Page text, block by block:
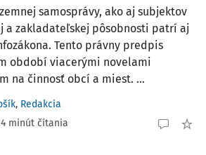
samosprávy, ako aj subjektov
a zakladateľskej pôsobnosti patrí aj
Tento právny predpis
období viacerými novelami
na činnosť obcí a miest. ...
, Redakcia
minút čítania